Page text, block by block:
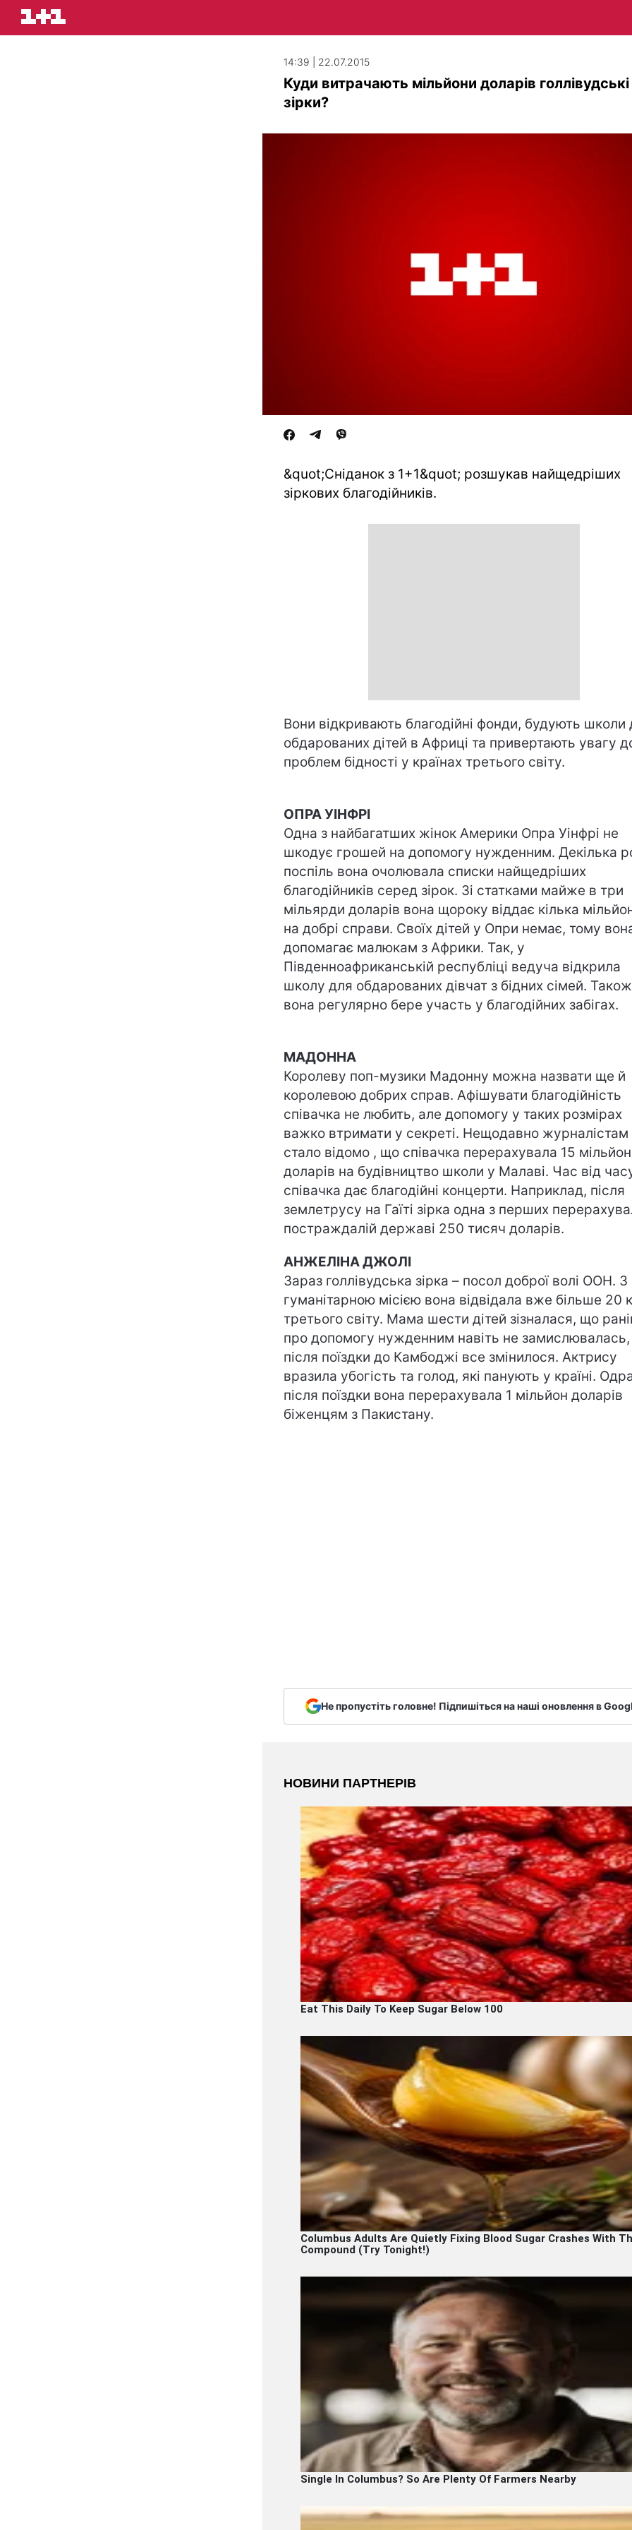
14:39 | 22.07.2015
Куди витрачають мільйони доларів голлівудські
зірки?
&quot;Сніданок з 1+1&quot; розшукав найщедріших
зіркових благодійників.
Вони відкривають благодійні фонди, будують школи
обдарованих дітей в Африці та привертають увагу
проблем бідності у країнах третього світу.
ОПРА УІНФРІ
Одна з найбагатших жінок Америки Опра Уінфрі не
шкодує грошей на допомогу нужденним. Декілька
поспіль вона очолювала списки найщедріших
благодійників серед зірок. Зі статками майже в три
мільярди доларів вона щороку віддає кілька
на добрі справи. Своїх дітей у Опри немає, тому
допомагає малюкам з Африки. Так, у
Південноафриканській республіці ведуча відкрила
школу для обдарованих дівчат з бідних сімей. Також
вона регулярно бере участь у благодійних забігах.
МАДОННА
Королеву поп-музики Мадонну можна назвати ще й
королевою добрих справ. Афішувати благодійність
співачка не любить, але допомогу у таких розмірах
важко втримати у секреті. Нещодавно журналістам
стало відомо , що співачка перерахувала 15
доларів на будівництво школи у Малаві. Час від
співачка дає благодійні концерти. Наприклад, після
землетрусу на Гаїті зірка одна з перших
постраждалій державі 250 тисяч доларів.
АНЖЕЛІНА ДЖОЛІ
Зараз голлівудська зірка – посол доброї волі ООН. З
гуманітарною місією вона відвідала вже більше 20
третього світу. Мама шести дітей зізналася, що
про допомогу нужденним навіть не замислювалась,
після поїздки до Камбоджі все змінилося. Актрису
вразила убогість та голод, які панують у країні.
після поїздки вона перерахувала 1 мільйон доларів
біженцям з Пакистану.
Не пропустіть головне! Підпишіться на наші оновлення в